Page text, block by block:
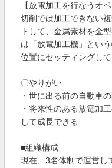
【放電加工を行なうオペ
切削では加工できない
トして、金属素材を金
は「放電加工機」とい
位置にセッティングし
〇やりがい
・世に出る前の自動車
・将来性のある放電加
して成長できる
■組織構成
現在、3名体制で運営し